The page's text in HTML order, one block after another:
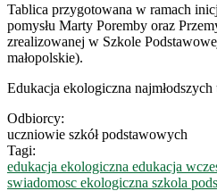
Tablica przygotowana w ramach
pomysłu Marty Poremby oraz
zrealizowanej w Szkole
małopolskie).
Edukacja ekologiczna
Odbiorcy:
uczniowie szkół podstawowych
Tagi:
edukacja ekologiczna edukacja
swiadomosc ekologiczna szkola